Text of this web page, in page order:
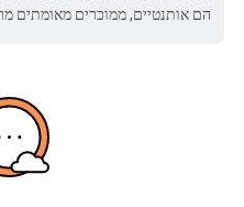
הם אותנטיים, ממוכרים מאומתים